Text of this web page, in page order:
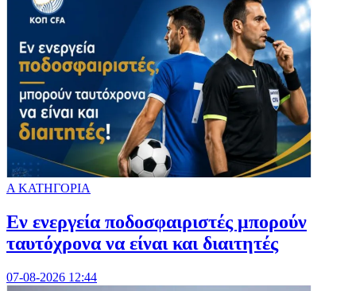
Α ΚΑΤΗΓΟΡΙΑ
Εν ενεργεία ποδοσφαιριστές μπορούν
ταυτόχρονα να είναι και διαιτητές
07-08-2026 12:44